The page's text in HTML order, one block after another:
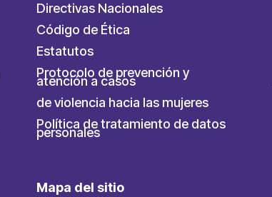
Directivas Nacionales
Código de Ética
Estatutos
Protocolo de prevención y
atención a casos
de violencia hacia las mujeres
Política de tratamiento de datos
personales
Mapa del sitio